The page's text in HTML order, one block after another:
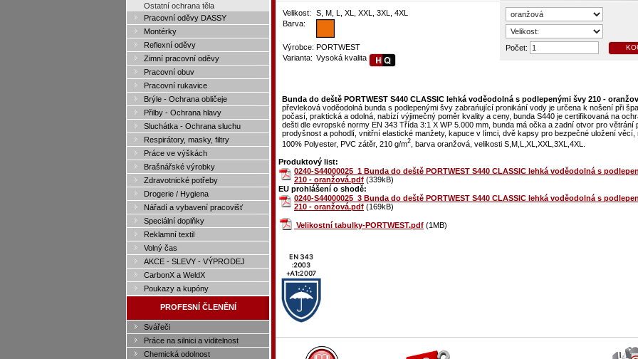
Ostatní ochrana těla
Pracovní oděvy DASSY
Montérky
Reflexní oděvy
Zimní pracovní oděvy
Pracovní obuv
Pracovní rukavice
Brýle - Ochrana obličeje
Přilby - Ochrana hlavy
Sluchátka - Ochrana sluchu
Respirátory, masky, filtry
Práce ve výškách
Brašnářské výrobky
Zdravotnické potřeby
Drogerie / Hygiena
Nářadí a vybavení pracovišť
Speciální doplňky
Reklamní textil
Volný čas
AKCE - SLEVY - VÝPRODEJ
CarbonX a WeldX
Poukazy a kupóny
PROFESNÍ ČLENĚNÍ
Svářeči
Práce na silnici a viditelnost
Chemická odolnost
Velikost:
S, M, L, XL, XXL, 3XL, 4XL
Barva:
Výrobce: PORTWEST
Varianta: Vysoká kvalita
Počet:
Bunda do deště PORTWEST S440 CLASSIC lehká voděodolná s podlepenými švy 210 -
převleková voděodolná bunda s podlepenými švy zabrańující pronikání vody je určena k nošení při
počasí, praktická a odolná, nabízí výjimečný poměr kvality a ceny, bunda S440 je certifikovaná na
dešti dle evropské normy EN 343 Třída 3:1 X WP 5.000 mm, bunda má očka a zadní otvor pro větrání
prodyšnost a pohodlí, vnitřní elastické manžety, kapuce v límci, dvě kapsy pro bezpečné uložení věcí,
100% Polyester, PVC zátěr, 210 g/m2 , barva oranžová, velikosti S,M,L,XL,XXL,3XL,4XL.
Produktový list:
0240-S44000025_1 Bunda do deště PORTWEST S440 CLASSIC lehká voděodolná s
210 - oranžová.pdf (339kB)
EU prohlášení o shodě:
0240-S44000025_3 Bunda do deště PORTWEST S440 CLASSIC lehká voděodolná s
210 - oranžová.pdf (169kB)
Velikostní tabulky-PORTWEST.pdf (1MB)